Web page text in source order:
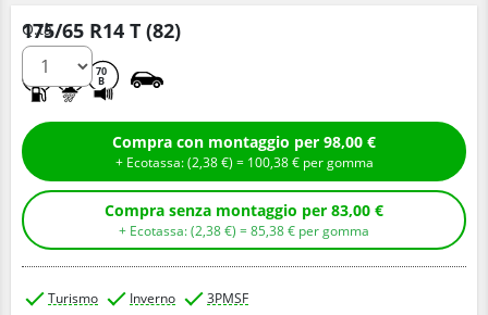
175/65 R14 T (82)
70
B
Q.tà
Compra con montaggio per 98,00 €
+ Ecotassa: (2,38€ ) = 100,38€ per gomma
Compra senza montaggio per 83,00 €
+ Ecotassa: (2,38€ ) =85,38€ per gomma
Turismo Inverno 3PMSF